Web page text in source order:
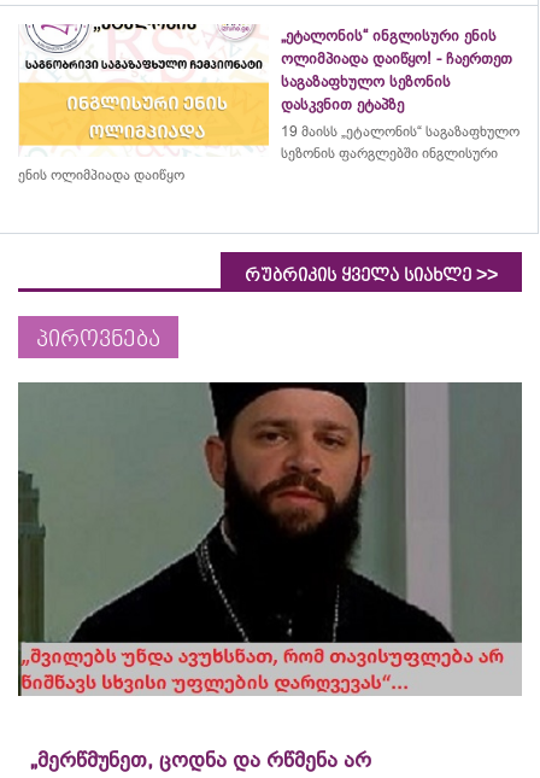
„ეტალონის“ ინგლისური ენის
ოლიმპიადა დაიწყო! - ჩაერთეთ
საგაზაფხულო სეზონის
დასკვნით ეტაპზე
19 მაისს „ეტალონის“ საგაზაფხულო
სეზონის ფარგლებში ინგლისური
ენის ოლიმპიადა დაიწყო
რუბრიკის ყველა სიახლე >>
პიროვნება
„მერწმუნეთ, ცოდნა და რწმენა არ